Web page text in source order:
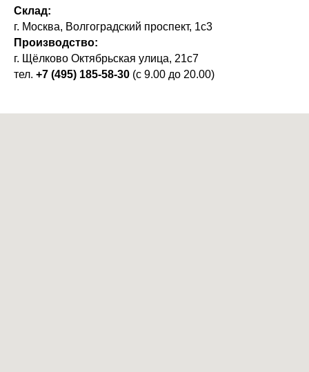
Склад:
г. Москва, Волгоградский проспект, 1с3
Производство:
г. Щёлково Октябрьская улица, 21с7
тел. +7 (495) 185-58-30 (с 9.00 до 20.00)